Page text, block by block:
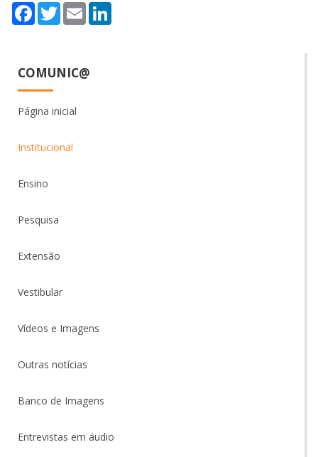
Facebook
TwitterEmail
COMUNIC@
Página inicial
Institucional
Ensino
Pesquisa
Extensão
Vestibular
Vídeos e Imagens
Outras notícias
Banco de Imagens
Entrevistas em áudio